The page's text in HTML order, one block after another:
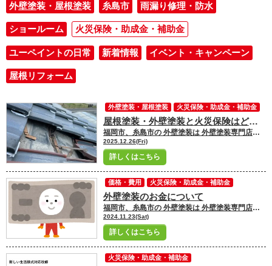
外壁塗装・屋根塗装 糸島市 雨漏り修理・防水
ショールーム 火災保険・助成金・補助金
ユーペイントの日常 新着情報 イベント・キャンペーン
屋根リフォーム
屋根塗装・外壁塗装と火災保険はどう関係ある？
福岡市、糸島市の 外壁塗装は 外壁塗装専門店ユーペイントへ お任せください！！★☆ ＼ブログ更新中／ 福岡市・糸島市にお住いの皆さんこんにちは！ 福岡市・糸島市地域密着の塗装専門店ユーペイント ショールームスタッフの原澤です
2025.12.26(Fri)
詳しくはこちら
外壁塗装・屋根塗装 火災保険・助成金・補助金
外壁塗装のお金について
福岡市、糸島市の 外壁塗装は 外壁塗装専門店ユーペイントへ お任せください！！★☆ ＼ブログ毎日更新中／ 福岡市・糸島市にお住いの皆さんこんにちは！ 福岡市・糸島市地域密着の塗装専門店ユーペイント ショールームスタッフの原澤です
2024.11.23(Sat)
詳しくはこちら
価格・費用 火災保険・助成金・補助金
火災保険・助成金・補助金